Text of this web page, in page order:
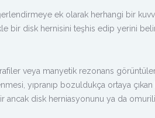
ek olarak herhangi bir
bir disk hernisini teşhis edip yerini
veya manyetik rezonans
yıpranıp bozuldukça ortaya çıkan
ancak disk herniasyonunu ya da